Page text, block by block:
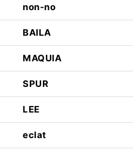
non-no
BAILA
MAQUIA
SPUR
LEE
eclat